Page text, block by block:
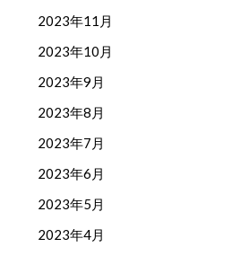
2023年11月
2023年10月
2023年9月
2023年8月
2023年7月
2023年6月
2023年5月
2023年4月